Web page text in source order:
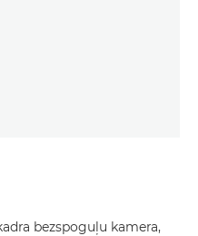
bezspoguļu kamera,